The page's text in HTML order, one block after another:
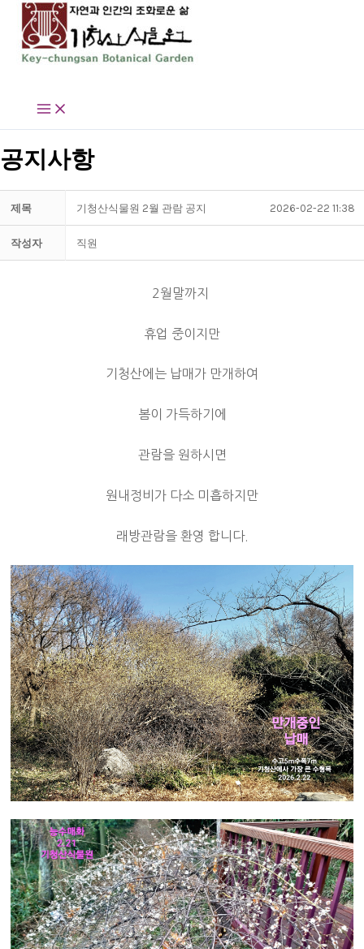
공지사항
제목 기청산식물원 2월 관람 공지 2026-02-22 11:38
작성자 직원
2월말까지
휴업 중이지만
기청산에는 납매가 만개하여
봄이 가득하기에
관람을 원하시면
원내정비가 다소 미흡하지만
래방관람을 환영 합니다.